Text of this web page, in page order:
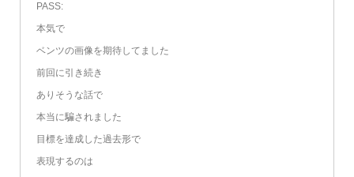
PASS:
本気で
ベンツの画像を期待してました
前回に引き続き
ありそうな話で
本当に騙されました
目標を達成した過去形で
表現するのは